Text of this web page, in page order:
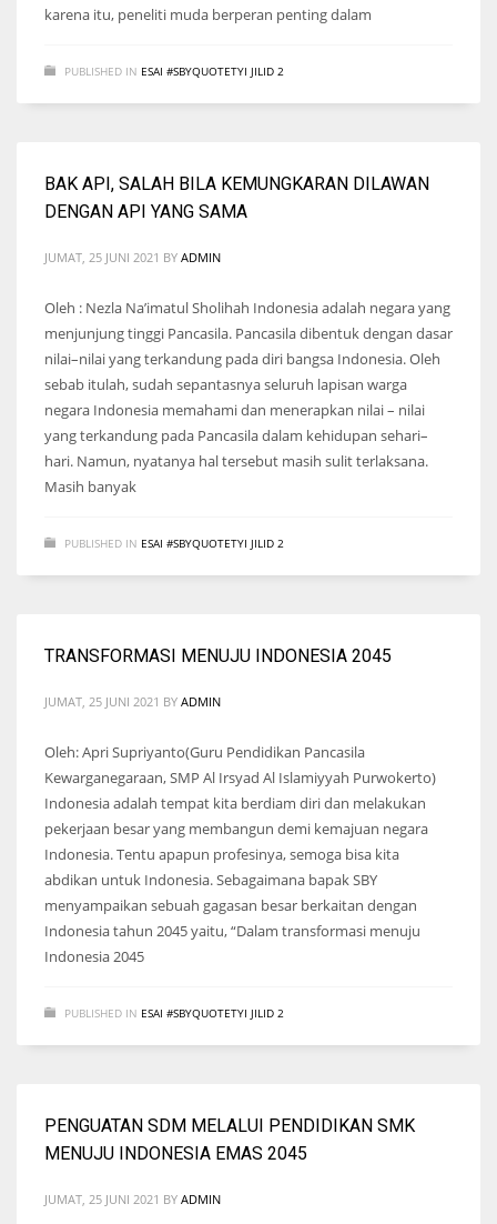
karena itu, peneliti muda berperan penting dalam
PUBLISHED IN ESAI #SBYQUOTETYI JILID 2
BAK API, SALAH BILA KEMUNGKARAN DILAWAN
DENGAN API YANG SAMA
JUMAT, 25 JUNI 2021 BY ADMIN
Oleh : Nezla Na’imatul Sholihah Indonesia adalah negara yang
menjunjung tinggi Pancasila. Pancasila dibentuk dengan dasar
nilai–nilai yang terkandung pada diri bangsa Indonesia. Oleh
sebab itulah, sudah sepantasnya seluruh lapisan warga
negara Indonesia memahami dan menerapkan nilai – nilai
yang terkandung pada Pancasila dalam kehidupan sehari–
hari. Namun, nyatanya hal tersebut masih sulit terlaksana.
Masih banyak
PUBLISHED IN ESAI #SBYQUOTETYI JILID 2
TRANSFORMASI MENUJU INDONESIA 2045
JUMAT, 25 JUNI 2021 BY ADMIN
Oleh: Apri Supriyanto(Guru Pendidikan Pancasila
Kewarganegaraan, SMP Al Irsyad Al Islamiyyah Purwokerto)
Indonesia adalah tempat kita berdiam diri dan melakukan
pekerjaan besar yang membangun demi kemajuan negara
Indonesia. Tentu apapun profesinya, semoga bisa kita
abdikan untuk Indonesia. Sebagaimana bapak SBY
menyampaikan sebuah gagasan besar berkaitan dengan
Indonesia tahun 2045 yaitu, “Dalam transformasi menuju
Indonesia 2045
PUBLISHED IN ESAI #SBYQUOTETYI JILID 2
PENGUATAN SDM MELALUI PENDIDIKAN SMK
MENUJU INDONESIA EMAS 2045
JUMAT, 25 JUNI 2021 BY ADMIN